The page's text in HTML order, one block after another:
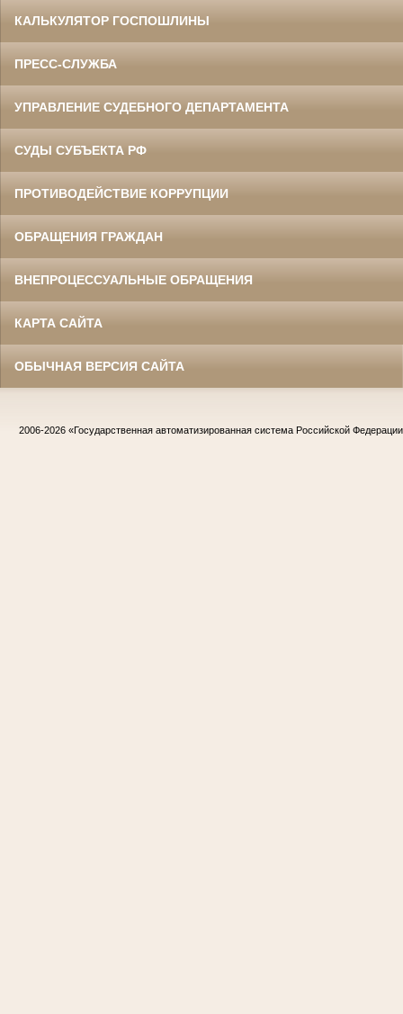
КАЛЬКУЛЯТОР ГОСПОШЛИНЫ
ПРЕСС-СЛУЖБА
УПРАВЛЕНИЕ СУДЕБНОГО ДЕПАРТАМЕНТА
СУДЫ СУБЪЕКТА РФ
ПРОТИВОДЕЙСТВИЕ КОРРУПЦИИ
ОБРАЩЕНИЯ ГРАЖДАН
ВНЕПРОЦЕССУАЛЬНЫЕ ОБРАЩЕНИЯ
КАРТА САЙТА
ОБЫЧНАЯ ВЕРСИЯ САЙТА
2006-2026 «Государственная автоматизированная система Российской